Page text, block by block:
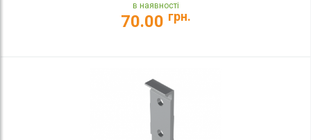
в наявності
70.00 грн.